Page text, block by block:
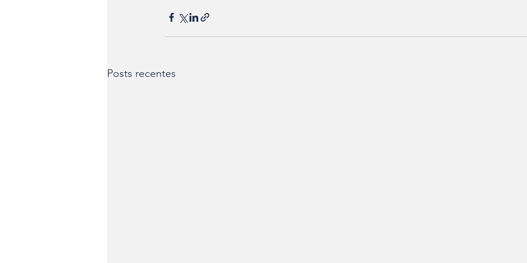
Posts recentes